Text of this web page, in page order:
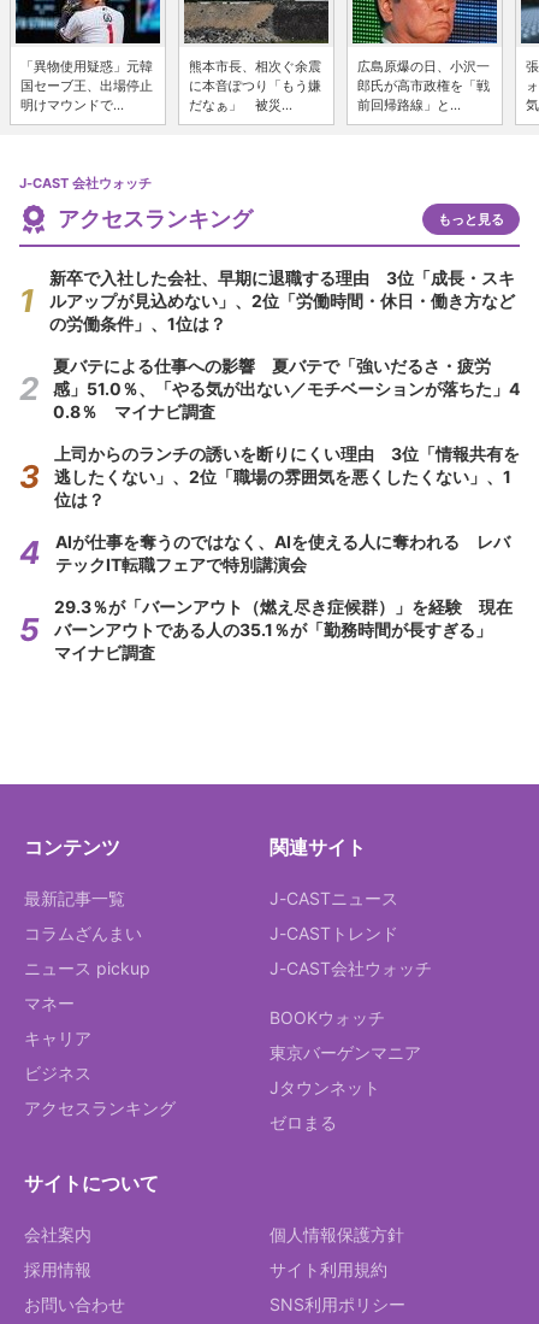
「異物使用疑惑」元韓
国セーブ王、出場停止
明けマウンドで...
熊本市長、相次ぐ余震
に本音ぽつり「もう嫌
だなぁ」 被災...
広島原爆の日、小沢一
郎氏が高市政権を「戦
前回帰路線」と...
J-CAST 会社ウォッチ
アクセスランキング もっと見る
新卒で入社した会社、早期に退職する理由 3位「成長・スキ
ルアップが見込めない」、2位「労働時間・休日・働き方など
の労働条件」、1位は？
夏バテによる仕事への影響 夏バテで「強いだるさ・疲労
感」51.0％、「やる気が出ない／モチベーションが落ちた」4
0.8％ マイナビ調査
上司からのランチの誘いを断りにくい理由 3位「情報共有を
逃したくない」、2位「職場の雰囲気を悪くしたくない」、1
位は？
AIが仕事を奪うのではなく、AIを使える人に奪われる レバ
テックIT転職フェアで特別講演会
29.3％が「バーンアウト（燃え尽き症候群）」を経験 現在
バーンアウトである人の35.1％が「勤務時間が長すぎる」
マイナビ調査
コンテンツ
最新記事一覧
コラムざんまい
ニュース pickup
マネー
キャリア
ビジネス
アクセスランキング
関連サイト
J-CASTニュース
J-CASTトレンド
J-CAST会社ウォッチ
BOOKウォッチ
東京バーゲンマニア
Jタウンネット
ゼロまる
サイトについて
会社案内
採用情報
お問い合わせ
個人情報保護方針
サイト利用規約
SNS利用ポリシー